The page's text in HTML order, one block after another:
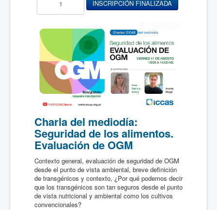
Charla del mediodía:
Seguridad de los alimentos.
Evaluación de OGM
Contexto general, evaluación de seguridad de OGM
desde el punto de vista ambiental, breve definición
de transgénicos y contexto, ¿Por qué podemos decir
que los transgénicos son tan seguros desde el punto
de vista nutricional y ambiental como los cultivos
convencionales?